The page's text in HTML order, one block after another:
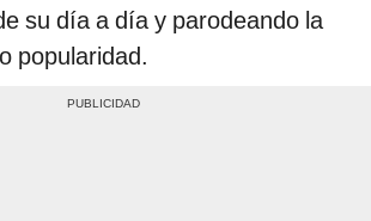
su día a día y parodeando la
popularidad.